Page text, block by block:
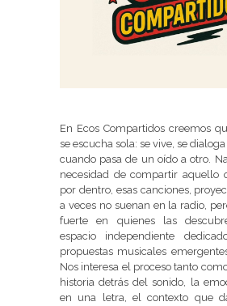
En Ecos Compartidos creemos
se escucha sola: se vive, se
cuando pasa de un oído a otro.
necesidad de compartir aquello
por dentro, esas canciones,
a veces no suenan en la radio,
fuerte en quienes las
espacio independiente
propuestas musicales
Nos interesa el proceso tanto
historia detrás del sonido, la
en una letra, el contexto que